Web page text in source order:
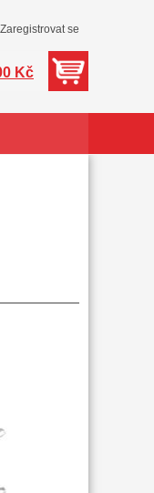
Zaregistrovat se
Kč